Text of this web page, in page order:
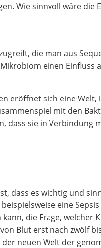
Wie sinnvoll wäre
die man aus
einen
eröffnet sich eine
mit den
dass sie in Verbindung
dass es wichtig und
eine
die Frage,
Blut erst nach zwölf
neuen Welt der